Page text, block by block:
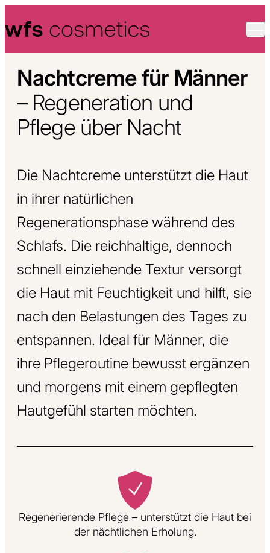
Nachtcreme für Männer
– Regeneration und
Pflege über Nacht
Die Nachtcreme unterstützt die Haut
in ihrer natürlichen
Regenerationsphase während des
Schlafs. Die reichhaltige, dennoch
schnell einziehende Textur versorgt
die Haut mit Feuchtigkeit und hilft, sie
nach den Belastungen des Tages zu
entspannen. Ideal für Männer, die
ihre Pflegeroutine bewusst ergänzen
und morgens mit einem gepflegten
Hautgefühl starten möchten.
Regenerierende Pflege – unterstützt die Haut bei
der nächtlichen Erholung.